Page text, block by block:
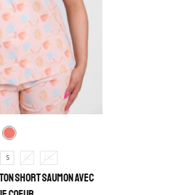
S XL 2XL
Short Saumon Avec